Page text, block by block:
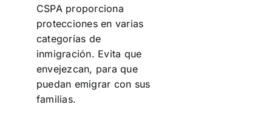
CSPA proporciona
protecciones en varias
categorías de
inmigración. Evita que
envejezcan, para que
puedan emigrar con sus
familias.